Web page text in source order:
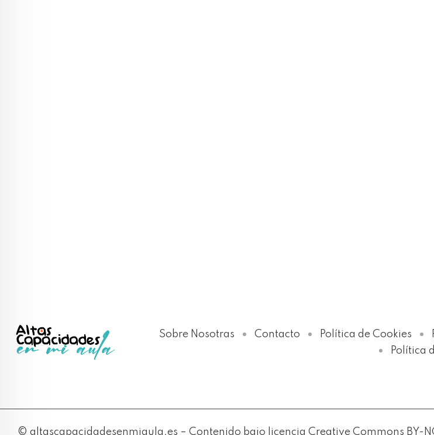
Sobre Nosotras Contacto Política de Cookies
Política
© altascapacidadesenmiaula.es – Contenido bajo licencia Creative Commons BY-